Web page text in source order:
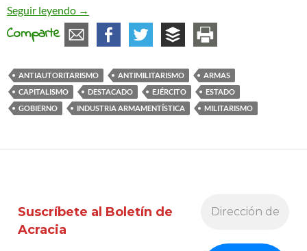
Seguir leyendo Negocios sangrientos
→
Comparte
ANTIAUTORITARISMO ANTIMILITARISMO
ARMAS
CAPITALISMO
DESTACADO EJÉRCITO
ESTADO
GOBIERNO
INDUSTRIA ARMAMENTÍSTICA MILITARISMO
Suscríbete al Boletín de
Acracia